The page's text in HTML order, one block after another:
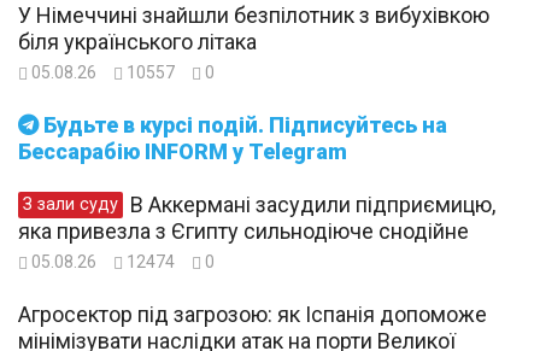
Будьте в курсі подій. Підписуйтесь на
Бессарабію INFORM у Telegram
У Німеччині знайшли безпілотник з вибухівкою
біля українського літака
05.08.26 10557 0
З зали суду
яка привезла з Єгипту сильнодіюче снодійне
05.08.26 12474 0
Агросектор під загрозою: як Іспанія допоможе
мінімізувати наслідки атак на порти Великої